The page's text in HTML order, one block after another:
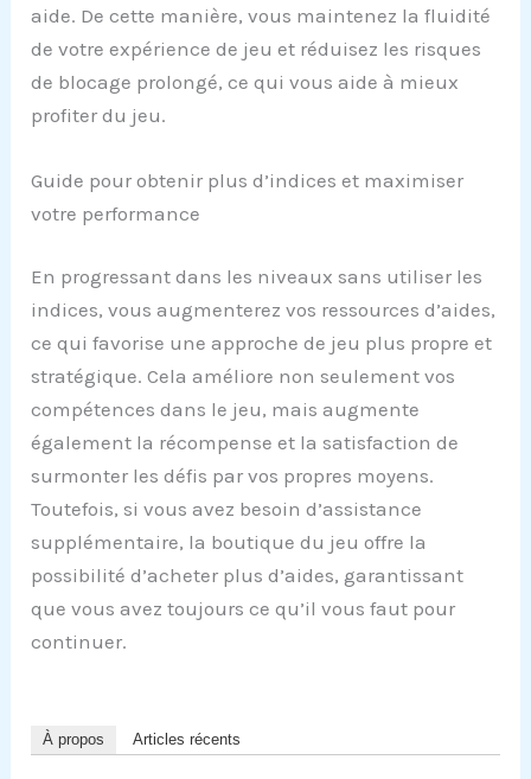
aide. De cette manière, vous maintenez la fluidité
de votre expérience de jeu et réduisez les risques
de blocage prolongé, ce qui vous aide à mieux
profiter du jeu.
Guide pour obtenir plus d’indices et maximiser
votre performance
En progressant dans les niveaux sans utiliser les
indices, vous augmenterez vos ressources d’aides,
ce qui favorise une approche de jeu plus propre et
stratégique. Cela améliore non seulement vos
compétences dans le jeu, mais augmente
également la récompense et la satisfaction de
surmonter les défis par vos propres moyens.
Toutefois, si vous avez besoin d’assistance
supplémentaire, la boutique du jeu offre la
possibilité d’acheter plus d’aides, garantissant
que vous avez toujours ce qu’il vous faut pour
continuer.
À propos Articles récents